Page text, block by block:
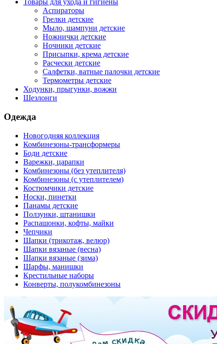
Товары для ухода и гигиены
Аспираторы
Грелки детские
Мыло, шампуни детские
Ножнички детские
Ночники детские
Присыпки, крема детские
Расчески детские
Салфетки, ватные палочки детские
Термометры детские
Ходунки, прыгунки, вожжи
Шезлонги
Одежда
Новогодняя коллекция
Комбинезоны-трансформеры
Боди детские
Варежки, царапки
Комбинезоны (без утеплителя)
Комбинезоны (с утеплителем)
Костюмчики детские
Носки, пинетки
Панамы детские
Ползунки, штанишки
Распашонки, кофты, майки
Чепчики
Шапки (трикотаж, велюр)
Шапки вязаные (весна)
Шапки вязаные (зима)
Шарфы, манишки
Крестильные наборы
Конверты, полукомбинезоны